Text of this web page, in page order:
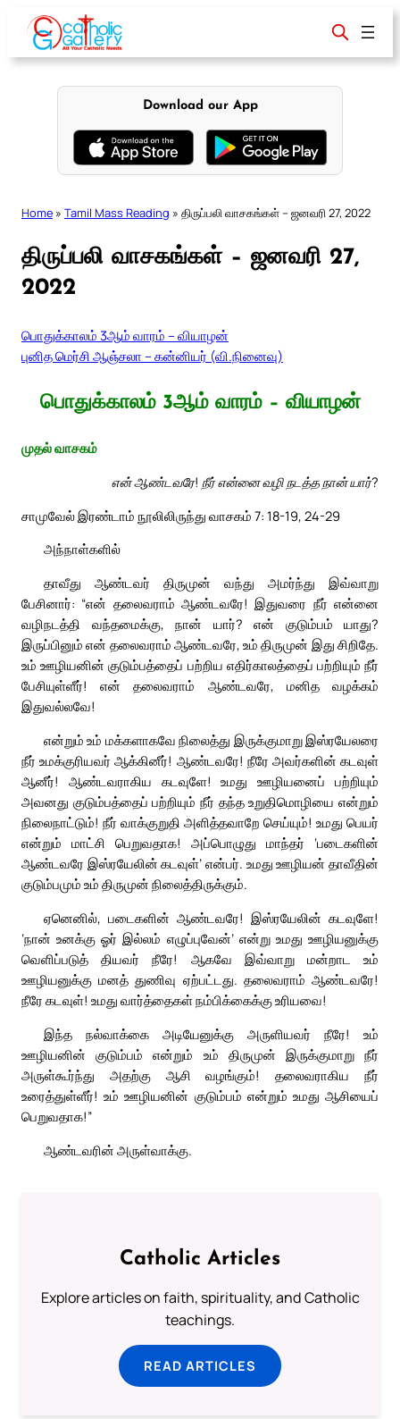
content
Download our App
Home » Tamil Mass Reading » திருப்பலி வாசகங்கள் – ஜனவரி 27, 2022
திருப்பலி வாசகங்கள் – ஜனவரி 27,
2022
பொதுக்காலம் 3ஆம் வாரம் – வியாழன்
புனித மெர்சி ஆஞ்சலா – கன்னியர் (வி.நினைவு)
பொதுக்காலம் 3ஆம் வாரம் – வியாழன்
முதல் வாசகம்
என் ஆண்டவரே! நீர் என்னை வழி நடத்த நான் யார்?
சாமுவேல் இரண்டாம் நூலிலிருந்து வாசகம் 7: 18-19, 24-29
அந்நாள்களில்
தாவீது ஆண்டவர் திருமுன் வந்து அமர்ந்து இவ்வாறு
பேசினார்: “என் தலைவராம் ஆண்டவரே! இதுவரை நீர் என்னை
வழிநடத்தி வந்தமைக்கு, நான் யார்? என் குடும்பம் யாது?
இருப்பினும் என் தலைவராம் ஆண்டவரே, உம் திருமுன் இது சிறிதே.
உம் ஊழியனின் குடும்பத்தைப் பற்றிய எதிர்காலத்தைப் பற்றியும் நீர்
பேசியுள்ளீர்! என் தலைவராம் ஆண்டவரே, மனித வழக்கம்
இதுவல்லவே!
என்றும் உம் மக்களாகவே நிலைத்து இருக்குமாறு இஸ்ரயேலரை
நீர் உமக்குரியவர் ஆக்கினீர்! ஆண்டவரே! நீரே அவர்களின் கடவுள்
ஆனீர்! ஆண்டவராகிய கடவுளே! உமது ஊழியனைப் பற்றியும்
அவனது குடும்பத்தைப் பற்றியும் நீர் தந்த உறுதிமொழியை என்றும்
நிலைநாட்டும்! நீர் வாக்குறுதி அளித்தவாறே செய்யும்! உமது பெயர்
என்றும் மாட்சி பெறுவதாக! அப்பொழுது மாந்தர் ‘படைகளின்
ஆண்டவரே இஸ்ரயேலின் கடவுள்’ என்பர். உமது ஊழியன் தாவீதின்
குடும்பமும் உம் திருமுன் நிலைத்திருக்கும்.
ஏனெனில், படைகளின் ஆண்டவரே! இஸ்ரயேலின் கடவுளே!
‘நான் உனக்கு ஓர் இல்லம் எழுப்புவேன்’ என்று உமது ஊழியனுக்கு
வெளிப்படுத் தியவர் நீரே! ஆகவே இவ்வாறு மன்றாட உம்
ஊழியனுக்கு மனத் துணிவு ஏற்பட்டது. தலைவராம் ஆண்டவரே!
நீரே கடவுள்! உமது வார்த்தைகள் நம்பிக்கைக்கு உரியவை!
இந்த நல்வாக்கை அடியேனுக்கு அருளியவர் நீரே! உம்
ஊழியனின் குடும்பம் என்றும் உம் திருமுன் இருக்குமாறு நீர்
அருள்கூர்ந்து அதற்கு ஆசி வழங்கும்! தலைவராகிய நீர்
உரைத்துள்ளீர்! உம் ஊழியனின் குடும்பம் என்றும் உமது ஆசியைப்
பெறுவதாக!”
ஆண்டவரின் அருள்வாக்கு.
Catholic Articles
Explore articles on faith, spirituality, and Catholic
teachings.
READ ARTICLES